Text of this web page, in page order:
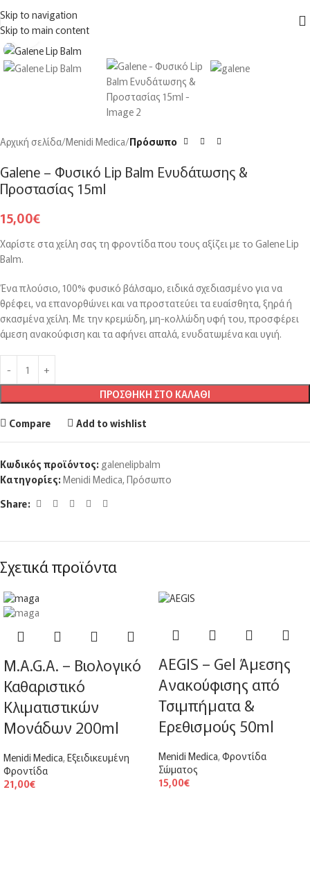
Skip to navigation
Skip to main content
MENU
Click to enlarge
Αρχική σελίδα Menidi Medica Πρόσωπο
Galene – Φυσικό Lip Balm Ενυδάτωσης &
Προστασίας 15ml
15,00€
Χαρίστε στα χείλη σας τη φροντίδα που τους αξίζει με το Galene Lip
Balm.
Ένα πλούσιο, 100% φυσικό βάλσαμο, ειδικά σχεδιασμένο για να
θρέφει, να επανορθώνει και να προστατεύει τα ευαίσθητα, ξηρά ή
σκασμένα χείλη. Με την κρεμώδη, μη-κολλώδη υφή του, προσφέρει
άμεση ανακούφιση και τα αφήνει απαλά, ενυδατωμένα και υγιή.
ΠΡΟΣΘΉΚΗ ΣΤΟ ΚΑΛΆΘΙ
Compare Add to wishlist
Κωδικός προϊόντος: galenelipbalm
Κατηγορίες: Menidi Medica, Πρόσωπο
Share:
Σχετικά προϊόντα
M.A.G.A. – Βιολογικό
Καθαριστικό
Κλιματιστικών
Μονάδων 200ml
Menidi Medica, Εξειδικευμένη
Φροντίδα
21,00€
AEGIS – Gel Άμεσης
Ανακούφισης από
Τσιμπήματα &
Ερεθισμούς 50ml
Menidi Medica, Φροντίδα
Σώματος
15,00€